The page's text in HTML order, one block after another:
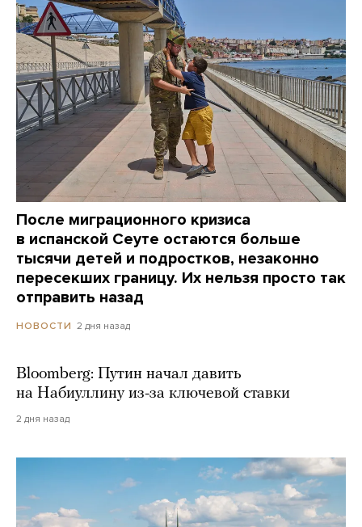
После миграционного кризиса
в испанской Сеуте остаются больше
тысячи детей и подростков, незаконно
пересекших границу. Их нельзя просто так
отправить назад
НОВОСТИ 2 дня назад
Bloomberg: Путин начал давить
на Набиуллину из-за ключевой ставки
2 дня назад